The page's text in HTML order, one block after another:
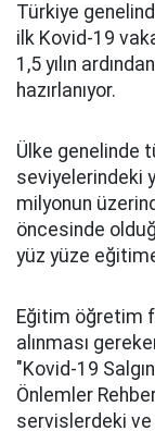
Türkiye
ilk Kovid-19
1,5 yılın
hazırlanıyor.
Ülke genelinde
seviyelerindeki
milyonun
öncesinde
yüz yüze
Eğitim öğretim
alınması
"Kovid-19
Önlemler
servislerdeki